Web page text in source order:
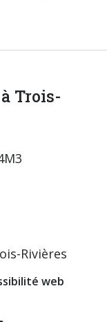
Trois-
Rivières
web